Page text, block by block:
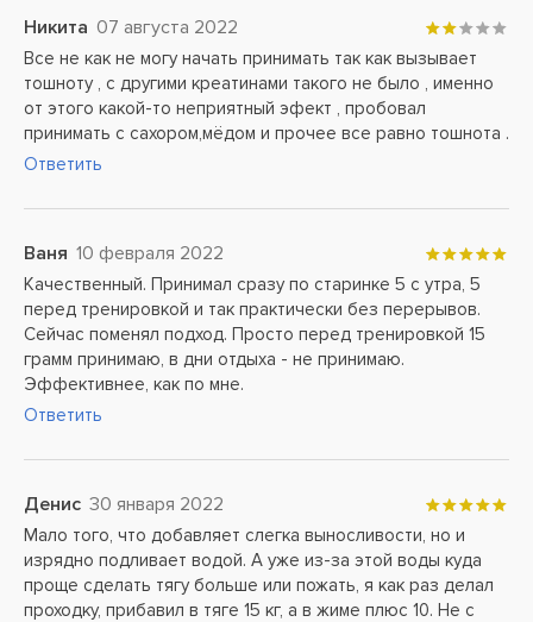
Никита 07 августа 2022
Все не как не могу начать принимать так как вызывает
тошноту , с другими креатинами такого не было , именно
от этого какой-то неприятный эфект , пробовал
принимать с сахором,мёдом и прочее все равно тошнота .
Ответить
Ваня 10 февраля 2022
Качественный. Принимал сразу по старинке 5 с утра, 5
перед тренировкой и так практически без перерывов.
Сейчас поменял подход. Просто перед тренировкой 15
грамм принимаю, в дни отдыха - не принимаю.
Эффективнее, как по мне.
Ответить
Денис 30 января 2022
Мало того, что добавляет слегка выносливости, но и
изрядно подливает водой. А уже из-за этой воды куда
проще сделать тягу больше или пожать, я как раз делал
проходку, прибавил в тяге 15 кг, а в жиме плюс 10. Не с